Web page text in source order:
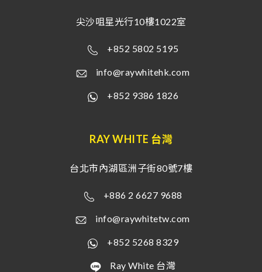
尖沙咀星光行10樓1022室
+852 5802 5195
info@raywhitehk.com
+852 9386 1826
RAY WHITE 台灣
台北市內湖區洲子街80號7樓
+886 2 6627 9688
info@raywhitetw.com
+852 5268 8329
Ray White 台灣